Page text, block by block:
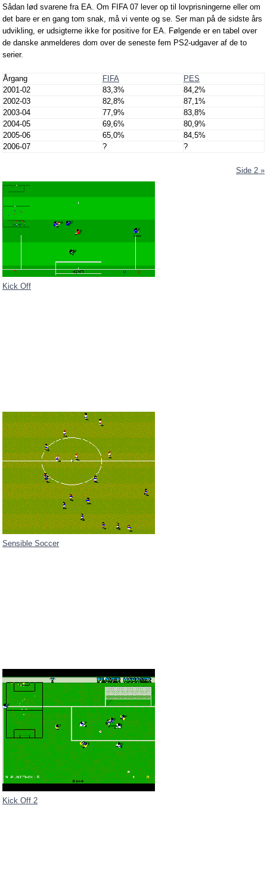
Sådan lød svarene fra EA. Om FIFA 07 lever op til lovprisningerne eller om
det bare er en gang tom snak, må vi vente og se. Ser man på de sidste års
udvikling, er udsigterne ikke for positive for EA. Følgende er en tabel over
de danske anmelderes dom over de seneste fem PS2-udgaver af de to
serier.
Årgang FIFA
PES
2001-02
83,3%
84,2%
2002-03
82,8%
87,1%
2003-04
77,9%
83,8%
2004-05
69,6%
80,9%
2005-06
65,0%
84,5%
2006-07
? ?
Side 2 »
Kick Off
Sensible Soccer
Kick Off 2